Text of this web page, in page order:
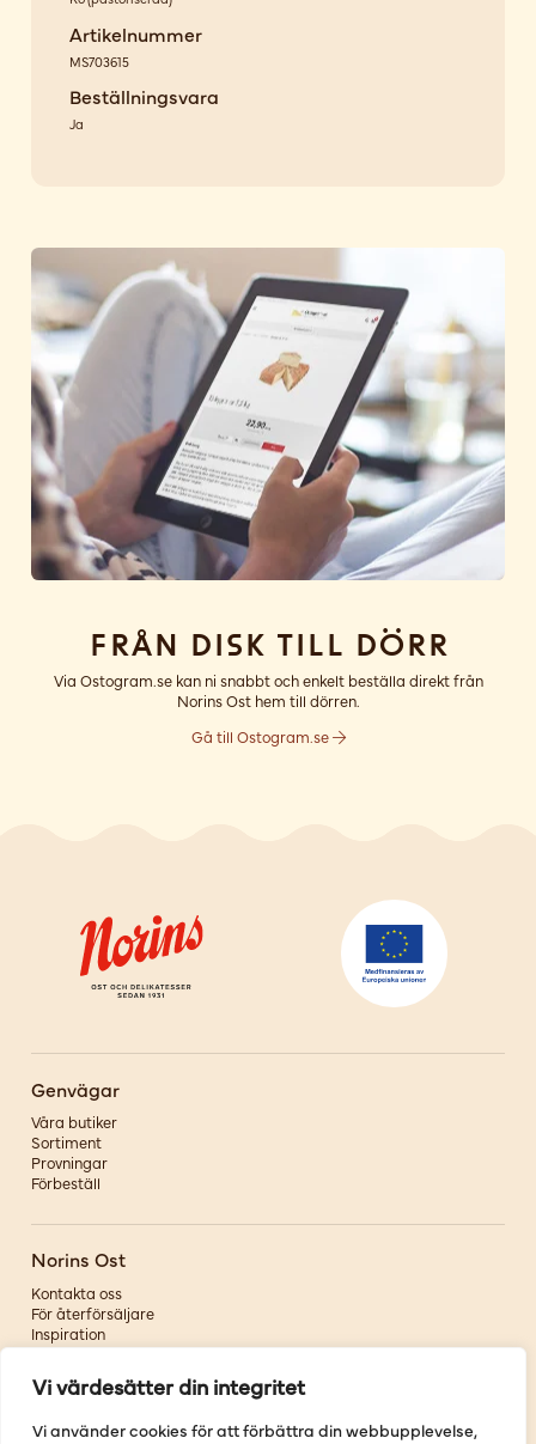
Vi värdesätter din integritet
Vi använder cookies för att förbättra din webbupplevelse,
Artikelnummer
MS703615
Beställningsvara
Ja
Från disk till dörr
Via Ostogram.se kan ni snabbt och enkelt beställa direkt från
Norins Ost hem till dörren.
Gå till Ostogram.se
Genvägar
Våra butiker
Sortiment
Provningar
Förbeställ
Norins Ost
Kontakta oss
För återförsäljare
Inspiration
Om oss
Följ oss